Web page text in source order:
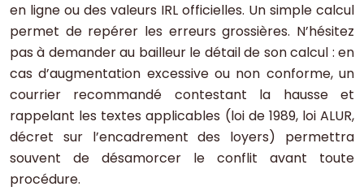
en ligne ou des valeurs IRL officielles. Un simple calcul
permet de repérer les erreurs grossières. N’hésitez
pas à demander au bailleur le détail de son calcul : en
cas d’augmentation excessive ou non conforme, un
courrier recommandé contestant la hausse et
rappelant les textes applicables (loi de 1989, loi ALUR,
décret sur l’encadrement des loyers) permettra
souvent de désamorcer le conflit avant toute
procédure.